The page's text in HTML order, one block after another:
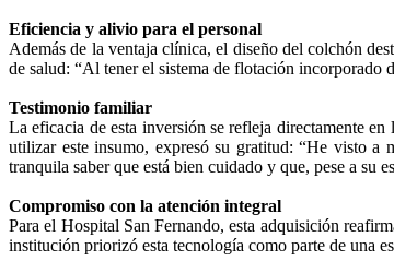
Eficiencia y alivio para el personal
Además de la ventaja clínica, el diseño del colchón
de salud: “Al tener el sistema de flotación incorporado
Testimonio familiar
La eficacia de esta inversión se refleja directamente
utilizar este insumo, expresó su gratitud: “He visto a
tranquila saber que está bien cuidado y que, pese a su
Compromiso con la atención integral
Para el Hospital San Fernando, esta adquisición
institución priorizó esta tecnología como parte de una